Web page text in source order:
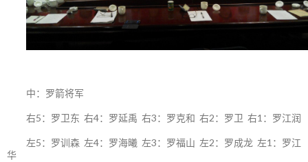
中：罗箭将军
右5：罗卫东 右4：罗延禹 右3：罗克和 右2：罗卫 右1：罗江润
左5：罗训森 左4：罗海曦 左3：罗福山 左2：罗成龙 左1：罗江
华